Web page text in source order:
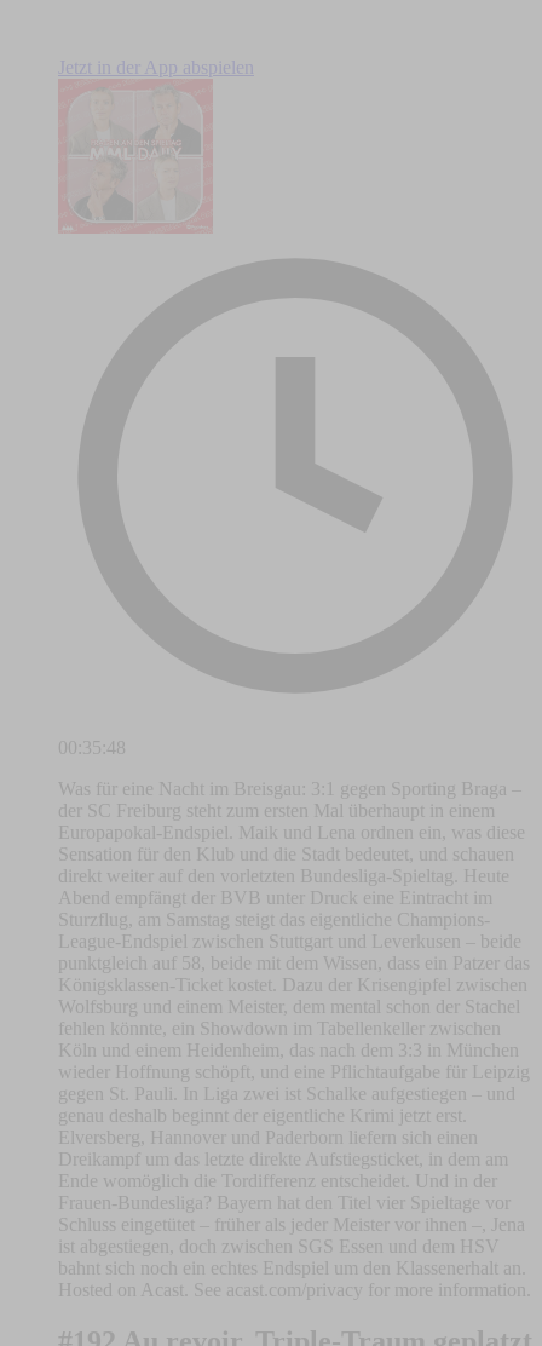
Jetzt in der App abspielen
00:35:48
Was für eine Nacht im Breisgau: 3:1 gegen Sporting Braga –
der SC Freiburg steht zum ersten Mal überhaupt in einem
Europapokal-Endspiel. Maik und Lena ordnen ein, was diese
Sensation für den Klub und die Stadt bedeutet, und schauen
direkt weiter auf den vorletzten Bundesliga-Spieltag. Heute
Abend empfängt der BVB unter Druck eine Eintracht im
Sturzflug, am Samstag steigt das eigentliche Champions-
League-Endspiel zwischen Stuttgart und Leverkusen – beide
punktgleich auf 58, beide mit dem Wissen, dass ein Patzer das
Königsklassen-Ticket kostet. Dazu der Krisengipfel zwischen
Wolfsburg und einem Meister, dem mental schon der Stachel
fehlen könnte, ein Showdown im Tabellenkeller zwischen
Köln und einem Heidenheim, das nach dem 3:3 in München
wieder Hoffnung schöpft, und eine Pflichtaufgabe für Leipzig
gegen St. Pauli. In Liga zwei ist Schalke aufgestiegen – und
genau deshalb beginnt der eigentliche Krimi jetzt erst.
Elversberg, Hannover und Paderborn liefern sich einen
Dreikampf um das letzte direkte Aufstiegsticket, in dem am
Ende womöglich die Tordifferenz entscheidet. Und in der
Frauen-Bundesliga? Bayern hat den Titel vier Spieltage vor
Schluss eingetütet – früher als jeder Meister vor ihnen –, Jena
ist abgestiegen, doch zwischen SGS Essen und dem HSV
bahnt sich noch ein echtes Endspiel um den Klassenerhalt an.
Hosted on Acast. See acast.com/privacy for more information.